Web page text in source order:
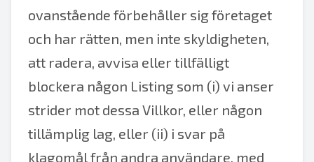
ovanstående förbehåller sig företaget
och har rätten, men inte skyldigheten,
att radera, avvisa eller tillfälligt
blockera någon Listing som (i) vi anser
strider mot dessa Villkor, eller någon
tillämplig lag, eller (ii) i svar på
klagomål från andra användare, med